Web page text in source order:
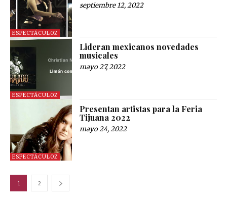
ESPECTÁCULOZ
septiembre 12, 2022
ESPECTÁCULOZ
Lideran mexicanos novedades
musicales
mayo 27, 2022
ESPECTÁCULOZ
Presentan artistas para la Feria
Tijuana 2022
mayo 24, 2022
1 2